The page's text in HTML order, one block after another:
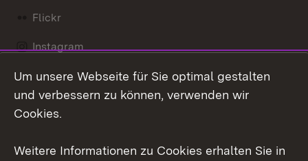
Flickr
Instagram
Social Wall
Um unsere Webseite für Sie optimal gestalten
und verbessern zu können, verwenden wir
Cookies.
Weitere Informationen zu Cookies erhalten Sie in